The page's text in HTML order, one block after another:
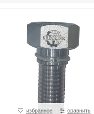
избранное сравнить